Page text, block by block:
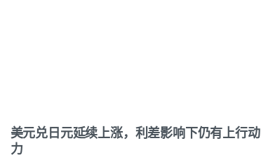
美元兑日元延续上涨，利差影响下仍有上行动
力